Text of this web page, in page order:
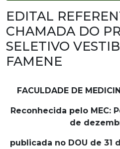
EDITAL
CHAMADA DO
SELETIVO
FAMENE
FACULDADE DE
Reconhecida pelo MEC:
de
publicada no DOU de 31